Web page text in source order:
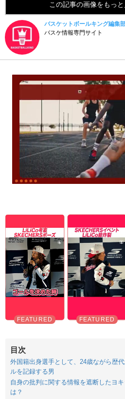
この記事の画像をもっと
バスケットボールキング編集
バスケ情報専門サイト
目次
外国籍出身選手として、24歳ながら歴
ルを記録する男
自身の批判に関する情報を遮断したヨ
は？